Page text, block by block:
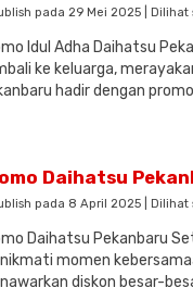
pada 29 Mei 2025 |
Idul Adha Daihatsu
ke keluarga,
hadir dengan
Daihatsu
pada 8 April 2025 |
Daihatsu Pekanbaru
momen
diskon besar-